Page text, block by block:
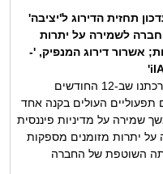
תחזית הדירוג ל'יציבה'
לשמירה על יתרות
אשרור דירוג המנפיק, '-
התחזית היציבה משקפת את הערכתנו שב-12 החודשים
תפעוליים העולים בקנה אחד
שמירה על מדיניות פיננסית
על יתרות מזומנים מספקות
השוטפת של החברה